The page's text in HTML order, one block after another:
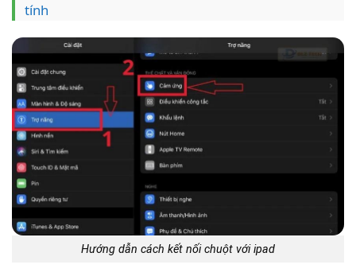
tính
Hướng dẫn cách kết nối chuột với ipad